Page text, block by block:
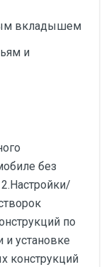
вкладышем
и
без
по
установке
конструкций